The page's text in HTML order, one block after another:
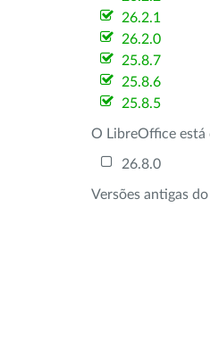
26.2.1
26.2.0
25.8.7
25.8.6
25.8.5
O LibreOffice está
26.8.0
Versões antigas